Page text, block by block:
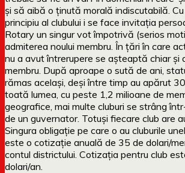
și să aibă o ținută morală indiscutabilă.
principiu al clubului i se face invitația
Rotary un singur vot împotrivă (serios
admiterea noului membru. În țări în care
nu a avut întrerupere se așteaptă chiar și
membru. După aproape o sută de ani,
rămas același, deși între timp au apărut
toată lumea, cu peste 1,2 milioane de
geografice, mai multe cluburi se strâng
de un guvernator. Totuși fiecare club are
Singura obligație pe care o au cluburile
este o cotizație anuală de 35 de dolari/
contul districtului. Cotizația pentru club
dolari/an.